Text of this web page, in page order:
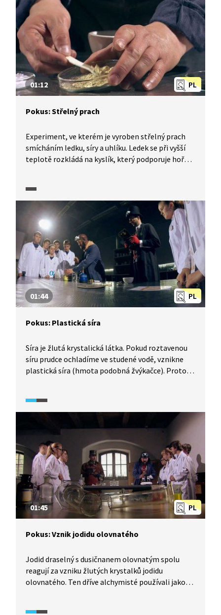
PL
01:12
Pokus: Střelný prach
Experiment, ve kterém je vyroben střelný prach
smícháním ledku, síry a uhlíku. Ledek se při vyšší
teplotě rozkládá na kyslík, který podporuje hoření
PL
01:44
Pokus: Plastická síra
Síra je žlutá krystalická látka. Pokud roztavenou
síru prudce ochladíme ve studené vodě, vznikne
plastická síra (hmota podobná žvýkačce). Proto se
PL
01:45
Pokus: Vznik jodidu olovnatého
Jodid draselný s dusičnanem olovnatým spolu
reagují za vzniku žlutých krystalků jodidu
olovnatého. Ten dříve alchymisté používali jako